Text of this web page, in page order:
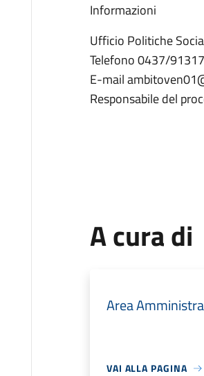
Informazioni
Ufficio Politiche
Telefono 0437/
E-mail
Responsabile del
A cura di
Area
VAI ALLA PAGINA